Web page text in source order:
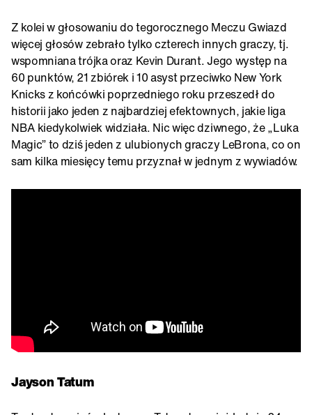
Z kolei w głosowaniu do tegorocznego Meczu Gwiazd
więcej głosów zebrało tylko czterech innych graczy, tj.
wspomniana trójka oraz Kevin Durant. Jego występ na
60 punktów, 21 zbiórek i 10 asyst przeciwko New York
Knicks z końcówki poprzedniego roku przeszedł do
historii jako jeden z najbardziej efektownych, jakie liga
NBA kiedykolwiek widziała. Nic więc dziwnego, że „Luka
Magic” to dziś jeden z ulubionych graczy LeBrona, co on
sam kilka miesięcy temu przyznał w jednym z wywiadów.
Jayson Tatum